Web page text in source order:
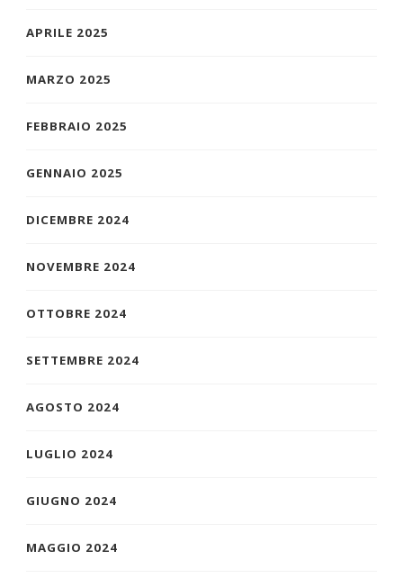
APRILE 2025
MARZO 2025
FEBBRAIO 2025
GENNAIO 2025
DICEMBRE 2024
NOVEMBRE 2024
OTTOBRE 2024
SETTEMBRE 2024
AGOSTO 2024
LUGLIO 2024
GIUGNO 2024
MAGGIO 2024